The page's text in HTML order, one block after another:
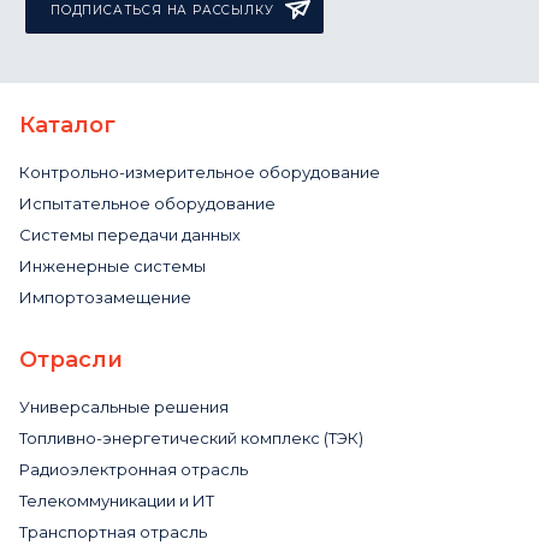
ПОДПИСАТЬСЯ НА РАССЫЛКУ
Каталог
Контрольно-измерительное оборудование
Испытательное оборудование
Системы передачи данных
Инженерные системы
Импортозамещение
Отрасли
Универсальные решения
Топливно-энергетический комплекс (ТЭК)
Радиоэлектронная отрасль
Телекоммуникации и ИТ
Транспортная отрасль